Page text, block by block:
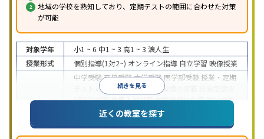
地域の学校を熟知しており、定期テストの範囲に合わせた対策
が可能
続きを見る
対象学年 小1 ~ 6 中1 ~ 3 高1 ~ 3 浪人生
授業形式
個別指導(1対2~) オンライン指導 自立学習 映像授業
中学受験高校受験大学受験 医学部受験 授業・定期
テスト対策
内申点対策 学習習慣の定着
(旧AO)対策推薦入試対策学校別特化対策国公立大
私大対策共通テスト対策
英語・英会話特化
対策その他科目別特化対策
近くの教室を探す